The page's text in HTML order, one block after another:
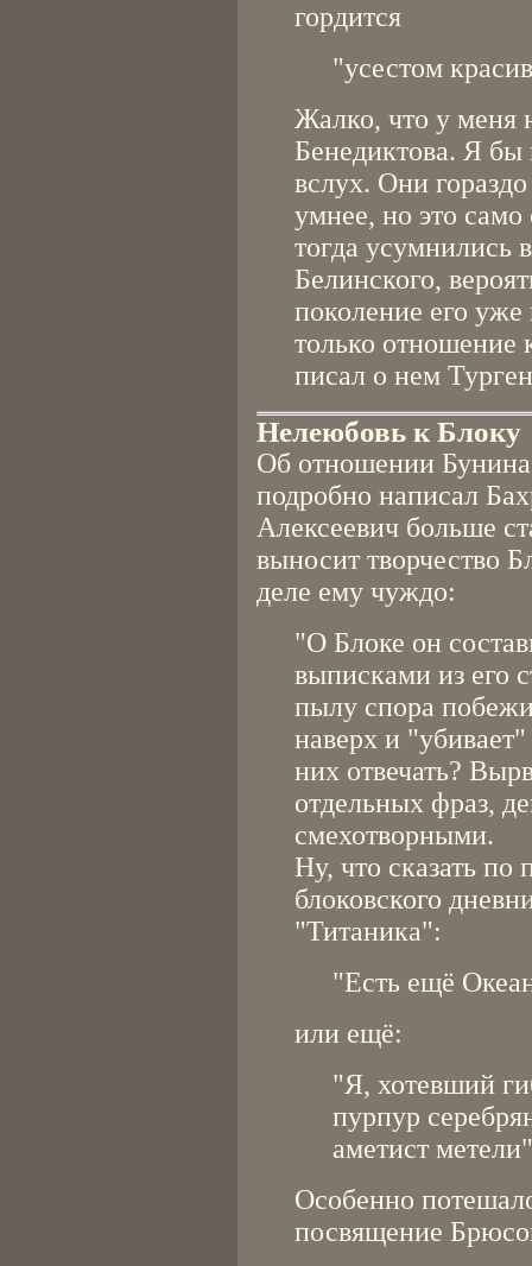
гордится
"усестом
Жалко, что у меня
Бенедиктова. Я бы
вслух. Они
умнее, но это
тогда усумнились
Белинского,
поколение его
только отношение
писал о нем
Нелеюбовь к Блоку
Об отношении Бунина
подробно написал
Алексеевич больше
выносит творчество
деле ему чуждо:
"О Блоке он
выписками из его
пылу спора
наверх и
них отвечать?
отдельных фраз,
смехотворными.
Ну, что сказать по
блоковского
"Титаника":
"Есть ещё
или ещё:
"Я, хотевший
пурпур
аметист
Особенно
посвящение